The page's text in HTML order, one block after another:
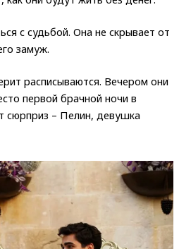
с судьбой. Она не скрывает от
замуж.
расписываются. Вечером они
первой брачной ночи в
сюрприз – Пелин, девушка